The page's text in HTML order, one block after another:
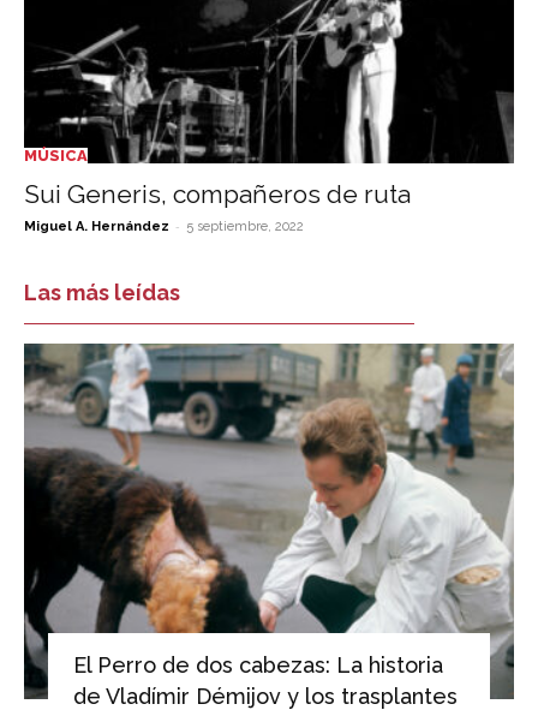
MÚSICA
Sui Generis, compañeros de ruta
Miguel A. Hernández - 5 septiembre, 2022
Las más leídas
El Perro de dos cabezas: La historia
de Vladímir Démijov y los trasplantes